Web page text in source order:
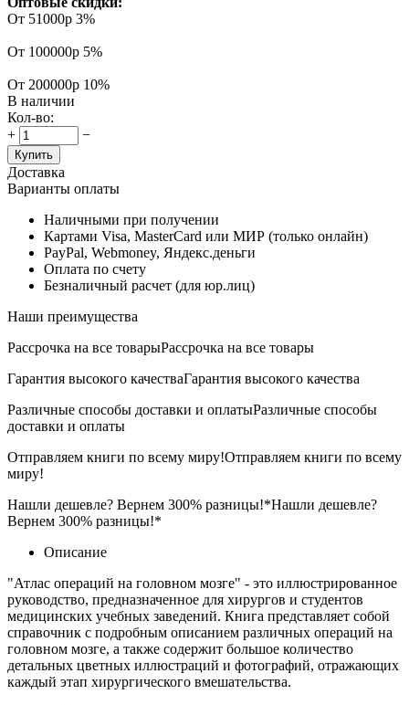
От 51000р 3%
От 100000р 5%
От 200000р 10%
В наличии
Кол-во:
+
−
Купить
Доставка
Варианты оплаты
Наличными при получении
Картами Visa, MasterCard или МИР (только онлайн)
PayPal, Webmoney, Яндекс.деньги
Оплата по счету
Безналичный расчет (для юр.лиц)
Наши преимущества
Рассрочка на все товарыРассрочка на все товары
Гарантия высокого качестваГарантия высокого качества
Различные способы доставки и оплатыРазличные способы
доставки и оплаты
Отправляем книги по всему миру!Отправляем книги по всему
миру!
Нашли дешевле? Вернем 300% разницы!*Нашли дешевле?
Вернем 300% разницы!*
Описание
"Атлас операций на головном мозге" - это иллюстрированное
руководство, предназначенное для хирургов и студентов
медицинских учебных заведений. Книга представляет собой
справочник с подробным описанием различных операций на
головном мозге, а также содержит большое количество
детальных цветных иллюстраций и фотографий, отражающих
каждый этап хирургического вмешательства.